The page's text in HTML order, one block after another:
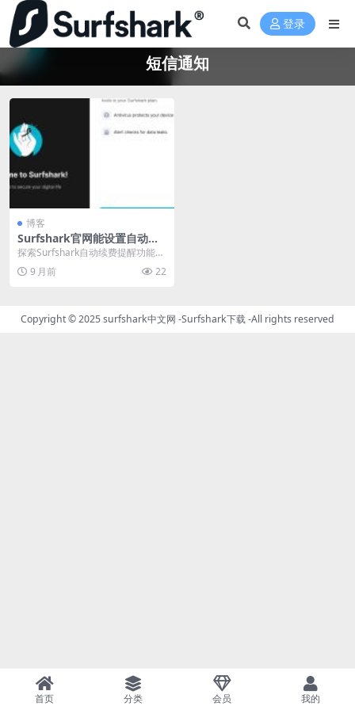
登录
短信通知
博客
Surfshark官网能设置自动续
费前三天短信提醒吗
探索Surfshark自动续费提醒功能设
置全攻略，详解如何通过官网和中
文客户端开...
9 月前 22
Copyright © 2025surfshark中文网 -Surfshark下载-All rights reserved
首页 分类 会员 我的